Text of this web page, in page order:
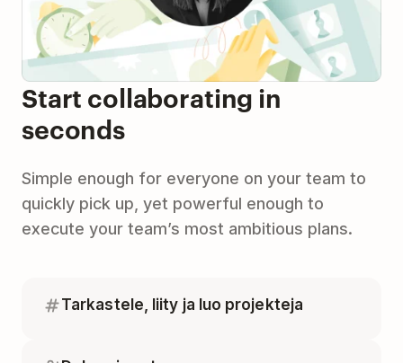
Start collaborating in
seconds
Simple enough for everyone on your team to
quickly pick up, yet powerful enough to
execute your team’s most ambitious plans.
Tarkastele, liity ja luo projekteja